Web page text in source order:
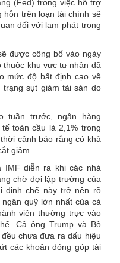
(Fed) trong việc hỗ trợ
hỗn trên loạn tài chính sẽ
đối với lạm phát trong
được công bố vào ngày
khu vực tư nhân đã
mức độ bất định cao về
sụt giảm tài sản do
tuần trước, ngân hàng
toàn cầu là 2,1% trong
cảnh báo rằng có khả
giảm.
IMF diễn ra khi các nhà
chờ đợi lập trường của
định chế này trở nên rõ
quỹ lớn nhất của cả
viên thường trực vào
Cả ông Trump và Bộ
chưa đưa ra dấu hiệu
các khoản đóng góp tài